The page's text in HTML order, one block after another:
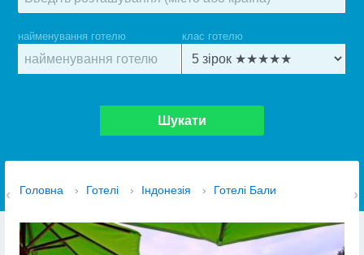
найменування готелю клас готелю
Шукати
Головна › Готелі › Індонезія › Готелі Бали